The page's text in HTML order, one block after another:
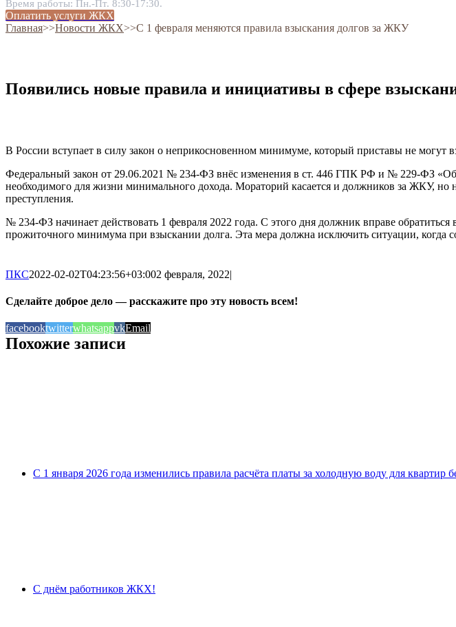
Время работы: Пн.-Пт. 8:30-17:30.
Оплатить услуги ЖКХ
Главная˃˃Новости ЖКХ˃˃С 1 февраля меняются правила взыскания долгов за ЖКУ
Появились новые правила и инициативы в сфере
В России вступает в силу закон о неприкосновенном минимуме, который приставы не могут
Федеральный закон от 29.06.2021 № 234-ФЗ внёс изменения в ст. 446 ГПК РФ и № 229-ФЗ «Об
необходимого для жизни минимального дохода. Мораторий касается и должников за ЖКУ, но
преступления.
№ 234-ФЗ начинает действовать 1 февраля 2022 года. С этого дня должник вправе
прожиточного минимума при взыскании долга. Эта мера должна исключить ситуации, когда
ПКС2022-02-02T04:23:56+03:002 февраля, 2022|
Сделайте доброе дело — расскажите про эту новость всем!
facebooktwitterwhatsappvkEmail
Похожие записи
С 1 января 2026 года изменились правила расчёта платы за холодную воду для квартир
С днём работников ЖКХ!